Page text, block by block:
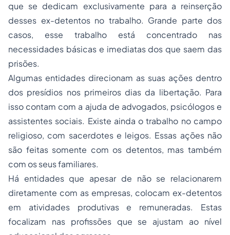
que se dedicam exclusivamente para a reinserção
desses ex-detentos no trabalho. Grande parte dos
casos, esse trabalho está concentrado nas
necessidades básicas e imediatas dos que saem das
prisões.
Algumas entidades direcionam as suas ações dentro
dos presídios nos primeiros dias da libertação. Para
isso contam com a ajuda de advogados, psicólogos e
assistentes sociais. Existe ainda o trabalho no campo
religioso, com sacerdotes e leigos. Essas ações não
são feitas somente com os detentos, mas também
com os seus familiares.
Há entidades que apesar de não se relacionarem
diretamente com as empresas, colocam ex-detentos
em atividades produtivas e remuneradas. Estas
focalizam nas profissões que se ajustam ao nível